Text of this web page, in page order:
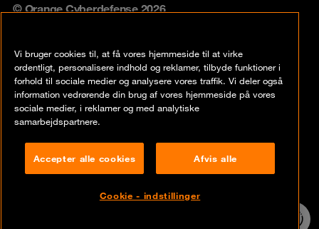
© Orange Cyberdefense 2026
Privacy policy
Vulnerability policy
Cookie policy
Vi bruger cookies til, at få vores hjemmeside til at virke
ordentligt, personalisere indhold og reklamer, tilbyde funktioner i
forhold til sociale medier og analysere vores traffik. Vi deler også
information vedrørende din brug af vores hjemmeside på vores
sociale medier, i reklamer og med analytiske
samarbejdspartnere.
Accepter alle cookies Afvis alle
Cookie - indstillinger